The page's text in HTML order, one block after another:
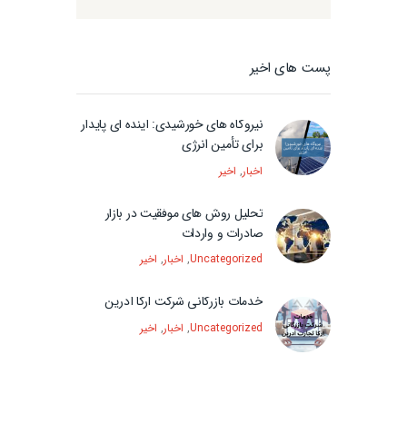
پست های اخیر
نیروگاه های خورشیدی: آینده ای پایدار
برای تأمین انرژی
اخبار, اخیر
تحلیل روش های موفقیت در بازار
صادرات و واردات
Uncategorized
, اخبار, اخیر
خدمات بازرگانی شرکت آرکا آدرین
Uncategorized
, اخبار, اخیر